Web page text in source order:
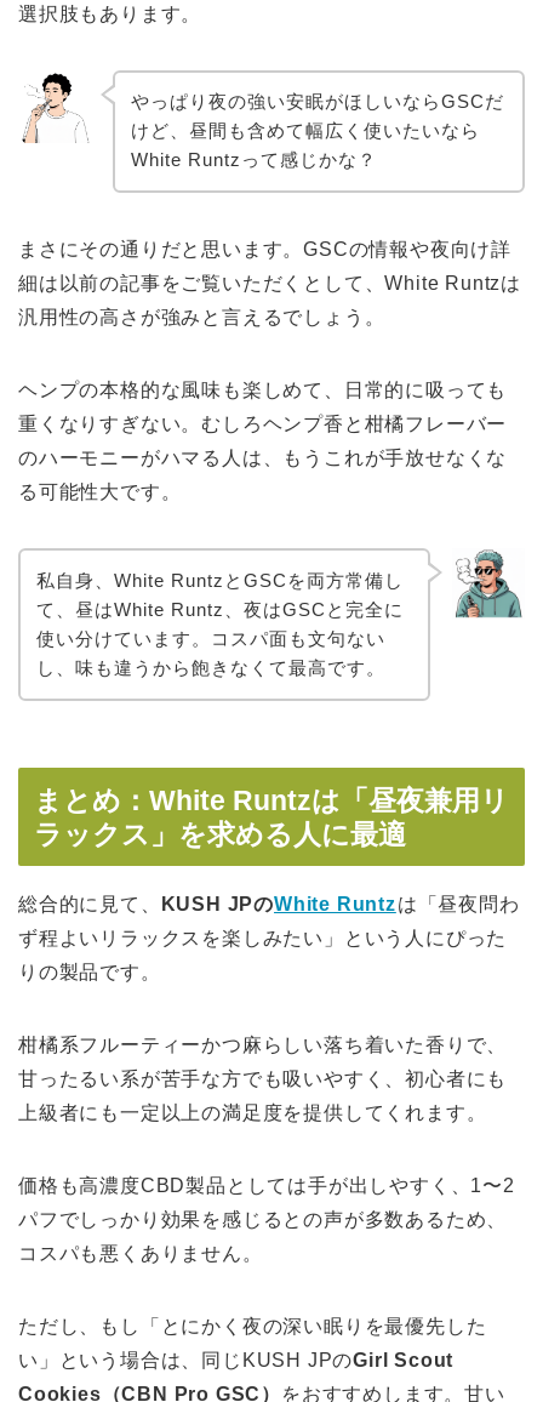
選択肢もあります。
やっぱり夜の強い安眠がほしいならGSCだ
けど、昼間も含めて幅広く使いたいなら
White Runtzって感じかな？
まさにその通りだと思います。GSCの情報や夜向け詳
細は以前の記事をご覧いただくとして、White Runtzは
汎用性の高さが強みと言えるでしょう。
ヘンプの本格的な風味も楽しめて、日常的に吸っても
重くなりすぎない。むしろヘンプ香と柑橘フレーバー
のハーモニーがハマる人は、もうこれが手放せなくな
る可能性大です。
私自身、White RuntzとGSCを両方常備し
て、昼はWhite Runtz、夜はGSCと完全に
使い分けています。コスパ面も文句ない
し、味も違うから飽きなくて最高です。
まとめ：White Runtzは「昼夜兼用リ
ラックス」を求める人に最適
総合的に見て、 KUSH JPのWhite Runtzは「昼夜問わ
ず程よいリラックスを楽しみたい」という人にぴった
りの製品です。
柑橘系フルーティーかつ麻らしい落ち着いた香りで、
甘ったるい系が苦手な方でも吸いやすく、初心者にも
上級者にも一定以上の満足度を提供してくれます。
価格も高濃度CBD製品としては手が出しやすく、1〜2
パフでしっかり効果を感じるとの声が多数あるため、
コスパも悪くありません。
ただし、もし「とにかく夜の深い眠りを最優先した
い」という場合は、同じKUSH JPのGirl Scout
Cookies（CBN Pro GSC）
をおすすめします。甘い